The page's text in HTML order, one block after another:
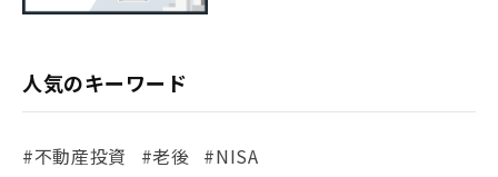
人気のキーワード
#不動産投資 #老後 #NISA